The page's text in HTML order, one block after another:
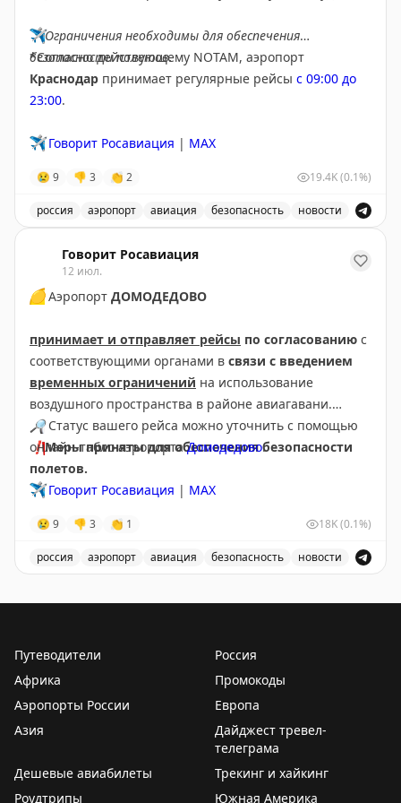
Информация актуальна на момент публикации
Следите за обновлениями на нашемонлайн-табло
Погода
Ветер южный, 2 – 3 м/с
Остаемся с вами на связи на всех ресурсах.
Подписывайтесь на наш канал в MAX
✈️Ограничения необходимы для обеспечения
безопасности полетов.
*Согласно действующему NOTAM, аэропорт
Краснодар принимает регулярные рейсы с 09:00 до
23:00.
✈️ Говорит Росавиация | MAX
😢 9 👎 3 👏 2 19.4K(0.1%)
россия аэропорт авиация безопасность новости
Говорит Росавиация
12 июл.
🟡Аэропорт ДОМОДЕДОВО
принимает и отправляет рейсы по согласованию с
соответствующими органами в связи с введением
временных ограничений на использование
воздушного пространства в районе авиагавани.
❗️Меры приняты для обеспечения безопасности
полетов.
🔎Статус вашего рейса можно уточнить с помощью
онлайн-табло аэропортаДомодедово.
✈️ Говорит Росавиация | МАХ
😢 9 👎 3 👏 1 18K(0.1%)
россия аэропорт авиация безопасность новости
Путеводители
Россия
Африка
Промокоды
Аэропорты России
Европа
Азия
Дайджест тревел-
телеграма
Дешевые авиабилеты
Трекинг и хайкинг
Роудтрипы
Южная Америка